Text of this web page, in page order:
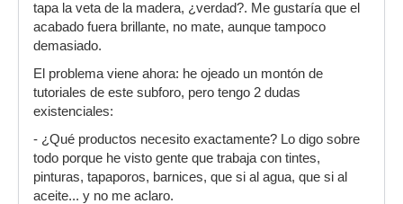
tapa la veta de la madera, ¿verdad?. Me gustaría que el
acabado fuera brillante, no mate, aunque tampoco
demasiado.
El problema viene ahora: he ojeado un montón de
tutoriales de este subforo, pero tengo 2 dudas
existenciales:
- ¿Qué productos necesito exactamente? Lo digo sobre
todo porque he visto gente que trabaja con tintes,
pinturas, tapaporos, barnices, que si al agua, que si al
aceite... y no me aclaro.